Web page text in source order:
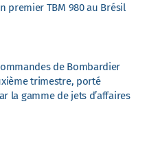
premier TBM 980 au Brésil
de Bombardier
trimestre, porté
la gamme de jets d’affaires